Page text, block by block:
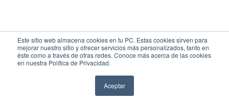
Este sitio web almacena cookies en tu PC. Estas cookies sirven para
mejorar nuestro sitio y ofrecer servicios más personalizados, tanto en
éste como a través de otras redes. Conoce más acerca de las cookies
en nuestra Política de Privacidad.
Aceptar
Paso anterior Sección